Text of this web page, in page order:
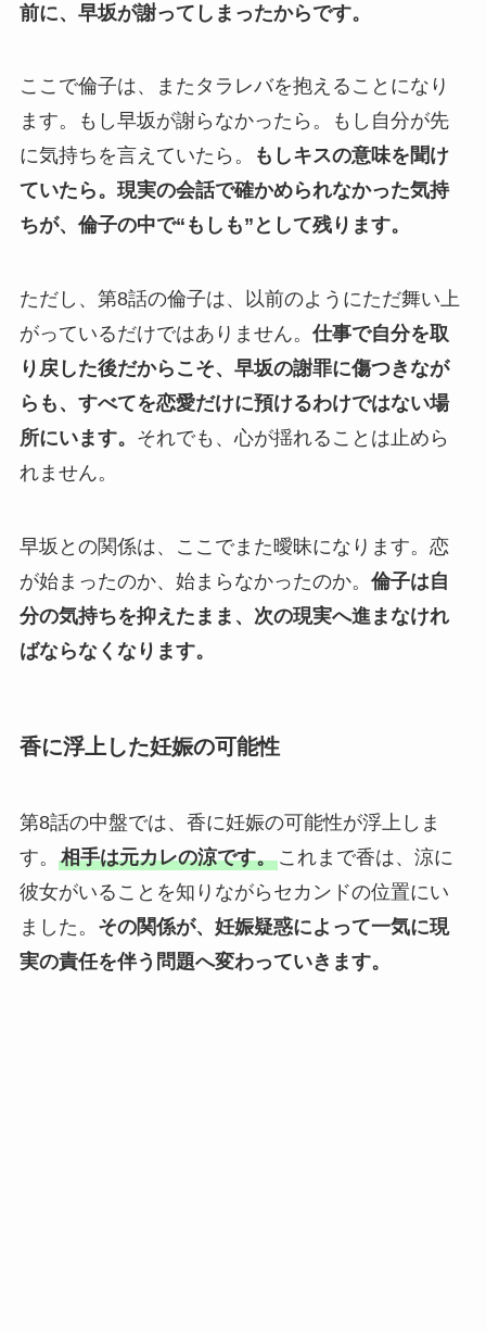
前に、早坂が謝ってしまったからです。
ここで倫子は、またタラレバを抱えることになり
ます。もし早坂が謝らなかったら。もし自分が先
に気持ちを言えていたら。
もしキスの意味を聞け
ていたら。 現実の会話で確かめられなかった気持
ちが、倫子の中で“もしも”として残ります。
ただし、第8話の倫子は、以前のようにただ舞い上
がっているだけではありません。 仕事で自分を取
り戻した後だからこそ、早坂の謝罪に傷つきなが
らも、すべてを恋愛だけに預けるわけではない場
所にいます。 それでも、心が揺れることは止めら
れません。
早坂との関係は、ここでまた曖昧になります。恋
が始まったのか、始まらなかったのか。 倫子は自
分の気持ちを抑えたまま、次の現実へ進まなけれ
ばならなくなります。
香に浮上した妊娠の可能性
第8話の中盤では、香に妊娠の可能性が浮上しま
す。 相手は元カレの涼です。これまで香は、涼に
彼女がいることを知りながらセカンドの位置にい
ました。 その関係が、妊娠疑惑によって一気に現
実の責任を伴う問題へ変わっていきます。